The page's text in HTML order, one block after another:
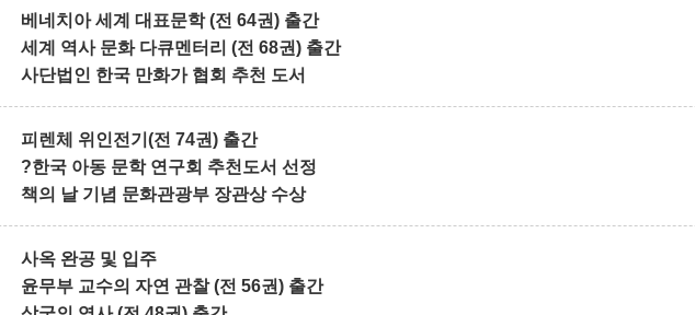
베네치아 세계 대표문학 (전 64권) 출간
세계 역사 문화 다큐멘터리 (전 68권) 출간
사단법인 한국 만화가 협회 추천 도서
피렌체 위인전기(전 74권) 출간
?한국 아동 문학 연구회 추천도서 선정
책의 날 기념 문화관광부 장관상 수상
사옥 완공 및 입주
윤무부 교수의 자연 관찰 (전 56권) 출간